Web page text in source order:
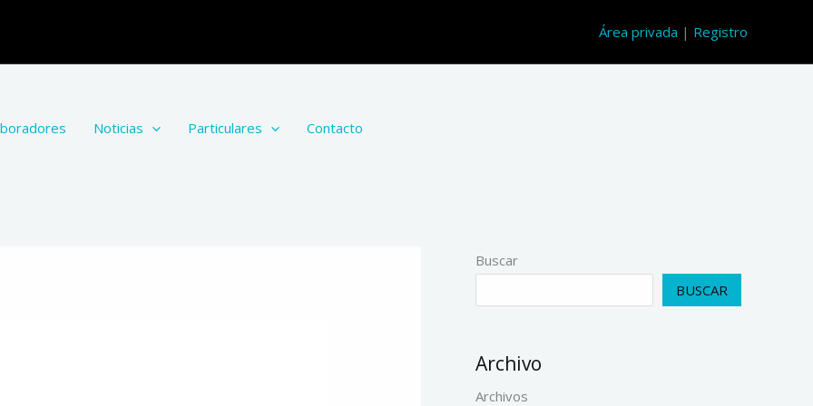
Área privada | Registro
Noticias Particulares Contacto
Buscar
BUSCAR
Archivo
Archivos